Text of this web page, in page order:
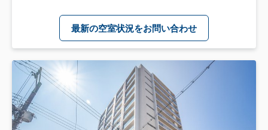
最新の空室状況をお問い合わせ